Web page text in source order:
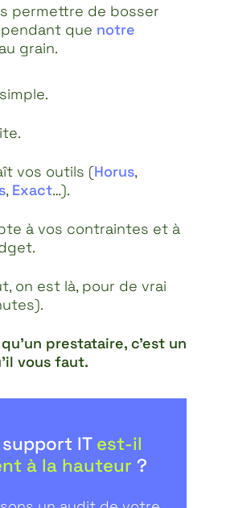
permettre de bosser
que notre
grain.
vos outils (Horus,
, Exact…).
à vos contraintes et à
on est là, pour de vrai
prestataire, c’est un
vous faut.
IT est-il
à la hauteur ?